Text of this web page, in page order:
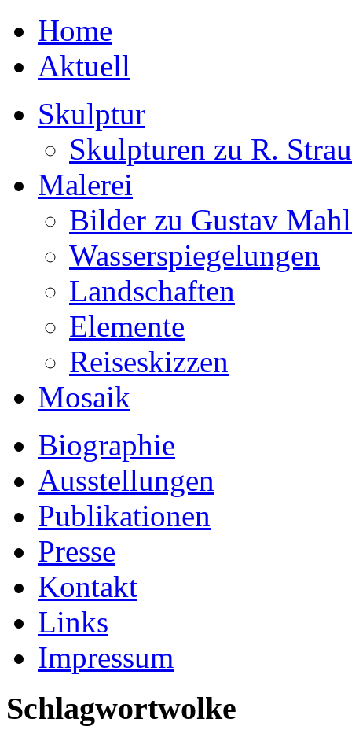
Home
Aktuell
Skulptur
Skulpturen zu R.
Malerei
Bilder zu Gustav
Wasserspiegelungen
Landschaften
Elemente
Reiseskizzen
Mosaik
Biographie
Ausstellungen
Publikationen
Presse
Kontakt
Links
Impressum
Schlagwortwolke